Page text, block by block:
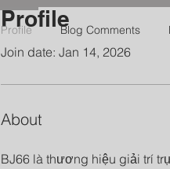
Profile
Join date: Jan 14, 2026
About
BJ66 là thương hiệu giải trí
Profile Blog Comments